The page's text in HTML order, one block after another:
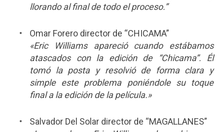
llorando al final de todo el proceso.”
Omar Forero director de “CHICAMA”
«Eric Williams apareció cuando estábamos
atascados con la edición de “Chicama”. Él
tomó la posta y resolvió de forma clara y
simple este problema poniéndole su toque
final a la edición de la película.»
Salvador Del Solar director de “MAGALLANES”